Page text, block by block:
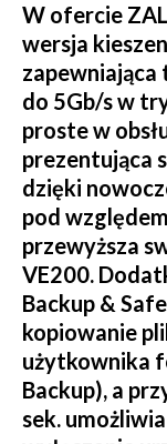
W ofercie
wersja
do 5Gb/s w
proste w
prezentująca
dzięki
pod
przewyższa
VE200.
Backup &
kopiowanie
użytkownika
Backup), a
sek.